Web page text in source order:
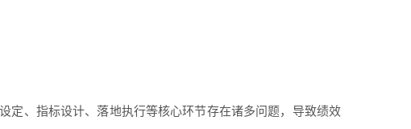
定、指标设计、落地执行等核心环节存在诸多问题，导致绩效